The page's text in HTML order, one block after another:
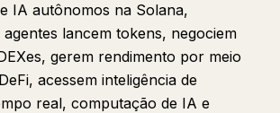
IA autônomos na Solana,
lancem tokens, negociem
gerem rendimento por meio
acessem inteligência de
real, computação de IA e